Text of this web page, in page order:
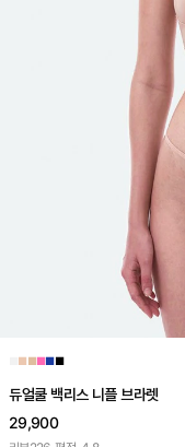
■■■■■
듀얼쿨 백리스 니플 브라렛
29,900